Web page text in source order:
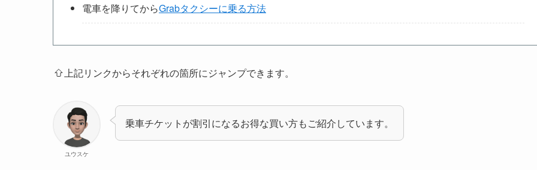
電車を降りてからGrabタクシーに乗る方法
上記リンクからそれぞれの箇所にジャンプできます。
ユウスケ
乗車チケットが割引になるお得な買い方もご紹介しています。